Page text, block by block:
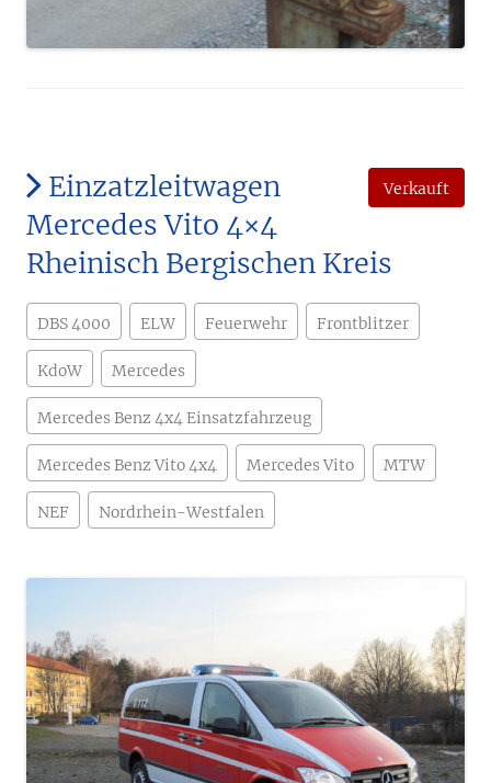
Verkauft
Einzatzleitwagen
Mercedes Vito 4×4
Rheinisch Bergischen Kreis
DBS 4000 ELW Feuerwehr Frontblitzer
KdoW Mercedes
Mercedes Benz 4x4 Einsatzfahrzeug
Mercedes Benz Vito 4x4 Mercedes Vito MTW
NEF Nordrhein-Westfalen